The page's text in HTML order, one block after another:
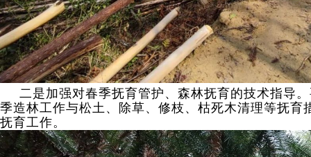
二是加强对春季抚育管护、森林抚育的技术指导
季造林工作与松土、除草、修枝、枯死木清理等抚育
抚育工作。